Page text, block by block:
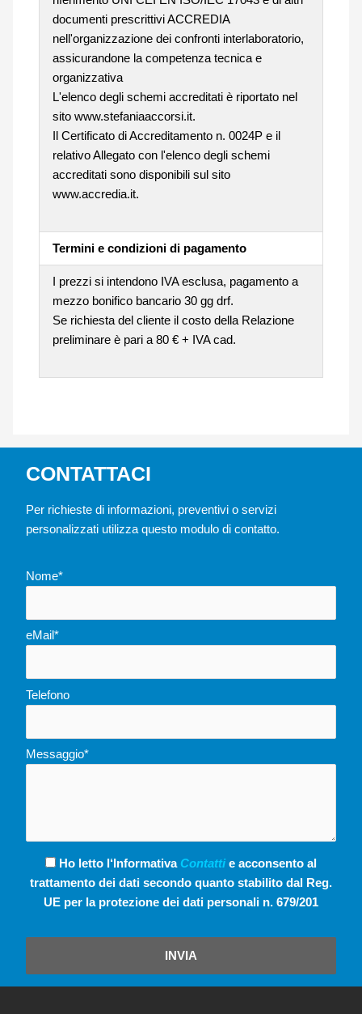
documenti prescrittivi ACCREDIA
nell'organizzazione dei confronti interlaboratorio,
assicurandone la competenza tecnica e
organizzativa
L'elenco degli schemi accreditati è riportato nel
sito www.stefaniaaccorsi.it.
Il Certificato di Accreditamento n. 0024P e il
relativo Allegato con l'elenco degli schemi
accreditati sono disponibili sul sito
www.accredia.it.
Termini e condizioni di pagamento
I prezzi si intendono IVA esclusa, pagamento a
mezzo bonifico bancario 30 gg drf.
Se richiesta del cliente il costo della Relazione
preliminare è pari a 80 € + IVA cad.
CONTATTACI
Per richieste di informazioni, preventivi o servizi
personalizzati utilizza questo modulo di contatto.
Nome*
eMail*
Telefono
Messaggio*
Ho letto l‘Informativa Contattie acconsento al
trattamento dei dati secondo quanto stabilito dal Reg.
UE per la protezione dei dati personali n. 679/201
INVIA